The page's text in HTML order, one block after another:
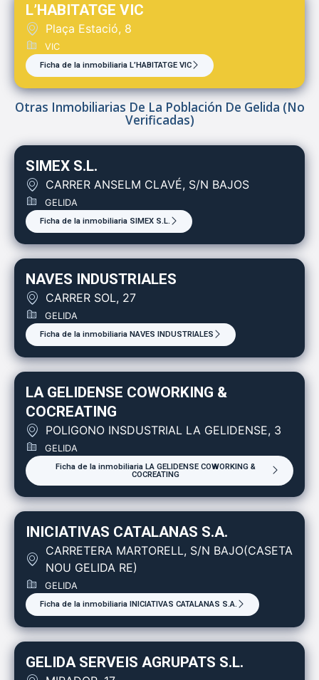
L’HABITATGE VIC
Plaça Estació, 8
VIC
Ficha de la inmobiliaria L’HABITATGE VIC
Otras Inmobiliarias De La Población De Gelida (no
Verificadas)
SIMEX S.L.
CARRER ANSELM CLAVÉ, S/N BAJOS
GELIDA
Ficha de la inmobiliaria SIMEX S.L.
NAVES INDUSTRIALES
CARRER SOL, 27
GELIDA
Ficha de la inmobiliaria NAVES INDUSTRIALES
LA GELIDENSE COWORKING &
COCREATING
POLIGONO INSDUSTRIAL LA GELIDENSE, 3
GELIDA
Ficha de la inmobiliaria LA GELIDENSE COWORKING &
COCREATING
INICIATIVAS CATALANAS S.A.
CARRETERA MARTORELL, S/N BAJO(CASETA
NOU GELIDA RE)
GELIDA
Ficha de la inmobiliaria INICIATIVAS CATALANAS S.A.
GELIDA SERVEIS AGRUPATS S.L.